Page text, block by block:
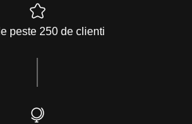
peste 250 de clienti